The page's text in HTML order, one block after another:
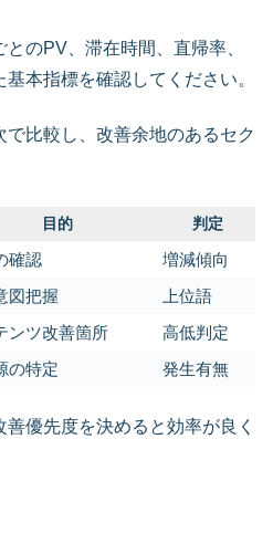
のPV、滞在時間、直帰率、
本指標を確認してください。
比較し、改善余地のあるセク
目的 判定
確認
増減傾向
図把握
上位語
ンツ改善箇所
高低判定
の特定 発生有無
優先度を決めると効率が良く